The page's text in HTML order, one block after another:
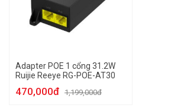
Adapter POE 1 cổng 31.2W
Ruijie Reeye RG-POE-AT30
470,000đ 1,199,000đ